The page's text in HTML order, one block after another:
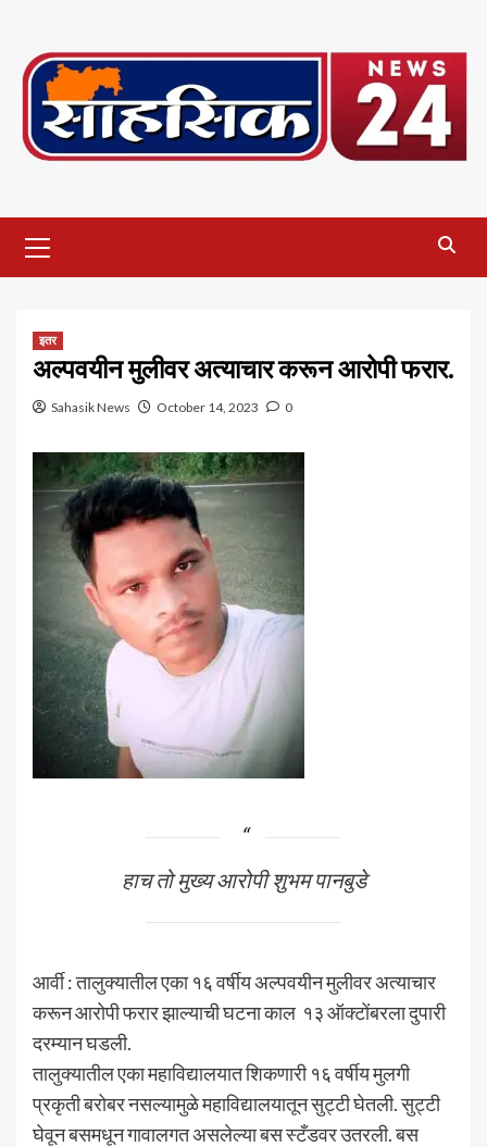
content
Menu
इतर
अल्पवयीन मुलीवर अत्याचार करून आरोपी फरार.
Sahasik News October 14, 2023 0
हाच तो मुख्य आरोपी शुभम पानबुडे
आर्वी : तालुक्यातील एका १६ वर्षीय अल्पवयीन मुलीवर अत्याचार
करून आरोपी फरार झाल्याची घटना काल १३ ऑक्टोंबरला दुपारी
दरम्यान घडली.
तालुक्यातील एका महाविद्यालयात शिकणारी १६ वर्षीय मुलगी
प्रकृती बरोबर नसल्यामुळे महाविद्यालयातून सुट्टी घेतली. सुट्टी
घेवून बसमधून गावालगत असलेल्या बस स्टँडवर उतरली. बस